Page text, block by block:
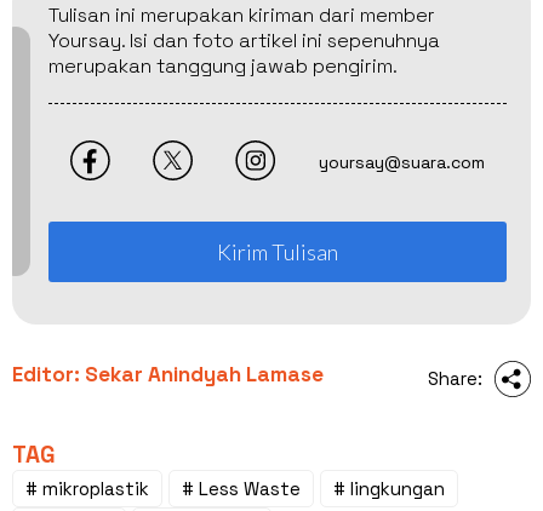
Tulisan ini merupakan kiriman dari member
Yoursay. Isi dan foto artikel ini sepenuhnya
merupakan tanggung jawab pengirim.
yoursay@suara.com
Kirim Tulisan
Editor: Sekar Anindyah Lamase Share:
TAG
# mikroplastik # Less Waste
# lingkungan